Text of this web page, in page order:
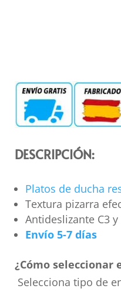
DESCRIPCIÓN:
Platos de ducha
Textura pizarra
Antideslizante C3
Envío 5-7 días
¿Cómo seleccionar
Selecciona tipo de